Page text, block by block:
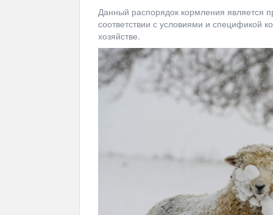
Данный распорядок кормления является
соответствии с условиями и спецификой
хозяйстве.